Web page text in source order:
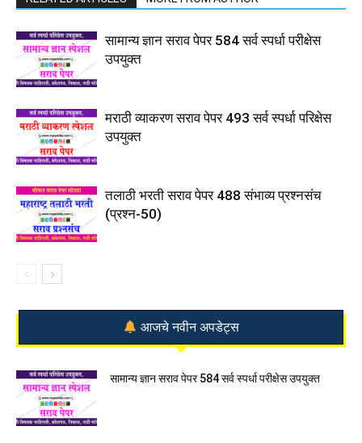
सामान्य ज्ञान सराव पेपर 584 सर्व स्पर्धा परीक्षेस
उपयुक्त
मराठी व्याकरण सराव पेपर 493 सर्व स्पर्धा परिक्षेस
उपयुक्त
तलाठी भरती सराव पेपर 488 संभाव्य प्रश्नसंच
(प्रश्न-50)
आजचे नवीन अपडेट्स
सामान्य ज्ञान सराव पेपर 584 सर्व स्पर्धा परीक्षेस उपयुक्त